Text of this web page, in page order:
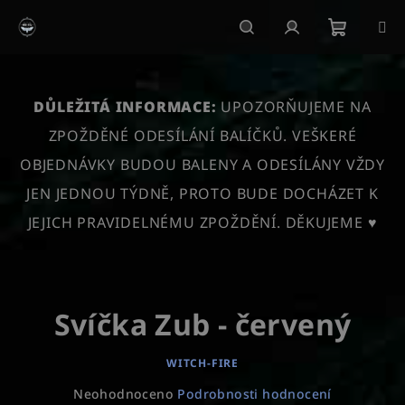
košík
DŮLEŽITÁ INFORMACE: UPOZORŇUJEME NA
ZPOŽDĚNÉ ODESÍLÁNÍ BALÍČKŮ. VEŠKERÉ
OBJEDNÁVKY BUDOU BALENY A ODESÍLÁNY VŽDY
JEN JEDNOU TÝDNĚ, PROTO BUDE DOCHÁZET K
JEJICH PRAVIDELNÉMU ZPOŽDĚNÍ. DĚKUJEME ♥
Svíčka Zub - červený
WITCH-FIRE
Průměrné
Neohodnoceno Podrobnosti hodnocení